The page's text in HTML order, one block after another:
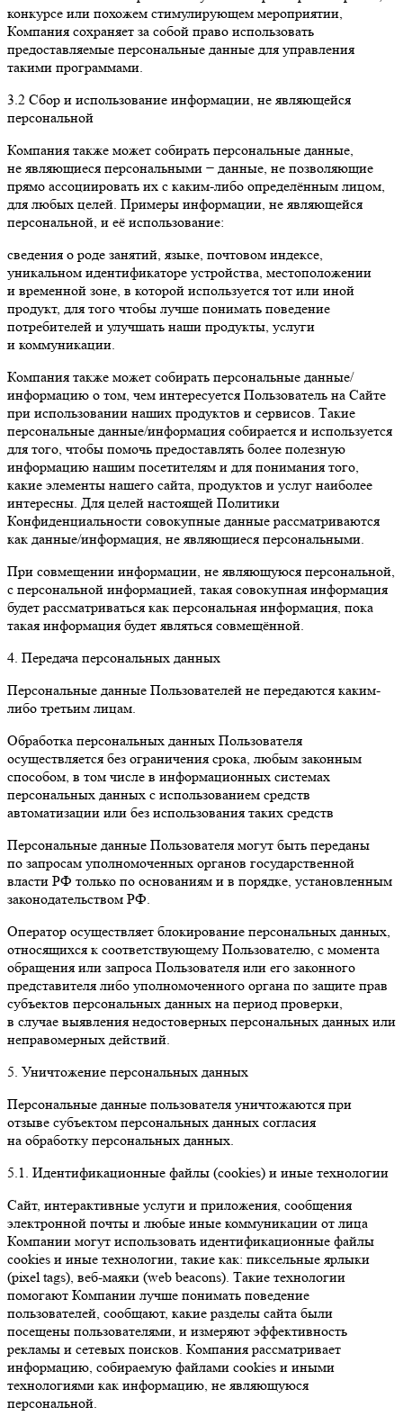
конкурсе или похожем стимулирующем мероприятии,
Компания сохраняет за собой право использовать
предоставляемые персональные данные для управления
такими программами.
3.2 Сбор и использование информации, не являющейся
персональной
Компания также может собирать персональные данные,
не являющиеся персональными − данные, не позволяющие
прямо ассоциировать их с каким-либо определённым лицом,
для любых целей. Примеры информации, не являющейся
персональной, и её использование:
сведения о роде занятий, языке, почтовом индексе,
уникальном идентификаторе устройства, местоположении
и временной зоне, в которой используется тот или иной
продукт, для того чтобы лучше понимать поведение
потребителей и улучшать наши продукты, услуги
и коммуникации.
Компания также может собирать персональные данные/
информацию о том, чем интересуется Пользователь на Сайте
при использовании наших продуктов и сервисов. Такие
персональные данные/информация собирается и используется
для того, чтобы помочь предоставлять более полезную
информацию нашим посетителям и для понимания того,
какие элементы нашего сайта, продуктов и услуг наиболее
интересны. Для целей настоящей Политики
Конфиденциальности совокупные данные рассматриваются
как данные/информация, не являющиеся персональными.
При совмещении информации, не являющуюся персональной,
с персональной информацией, такая совокупная информация
будет рассматриваться как персональная информация, пока
такая информация будет являться совмещённой.
4. Передача персональных данных
Персональные данные Пользователей не передаются каким-
либо третьим лицам.
Обработка персональных данных Пользователя
осуществляется без ограничения срока, любым законным
способом, в том числе в информационных системах
персональных данных с использованием средств
автоматизации или без использования таких средств
Персональные данные Пользователя могут быть переданы
по запросам уполномоченных органов государственной
власти РФ только по основаниям и в порядке, установленным
законодательством РФ.
Оператор осуществляет блокирование персональных данных,
относящихся к соответствующему Пользователю, с момента
обращения или запроса Пользователя или его законного
представителя либо уполномоченного органа по защите прав
субъектов персональных данных на период проверки,
в случае выявления недостоверных персональных данных или
неправомерных действий.
5. Уничтожение персональных данных
Персональные данные пользователя уничтожаются при
отзыве субъектом персональных данных согласия
на обработку персональных данных.
5.1. Идентификационные файлы (сookies) и иные технологии
Сайт, интерактивные услуги и приложения, сообщения
электронной почты и любые иные коммуникации от лица
Компании могут использовать идентификационные файлы
cookies и иные технологии, такие как: пиксельные ярлыки
(pixel tags), веб-маяки (web beacons). Такие технологии
помогают Компании лучше понимать поведение
пользователей, сообщают, какие разделы сайта были
посещены пользователями, и измеряют эффективность
рекламы и сетевых поисков. Компания рассматривает
информацию, собираемую файлами cookies и иными
технологиями как информацию, не являющуюся
персональной.